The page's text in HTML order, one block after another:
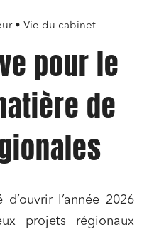
• Vie du cabinet
pour le
de
l’année 2026
projets régionaux